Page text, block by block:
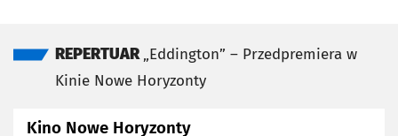
fikcyjne amerykańskie miasteczko Eddington w stanie
Nowy Meksyk. Lockdown zbiega się tu z nadchodzącymi
wyborami i eskalacją konfliktu na linii: obecny burmistrz
REPERTUAR„Eddington” – Przedpremiera w
Kinie Nowe Horyzonty
Kino Nowe Horyzonty